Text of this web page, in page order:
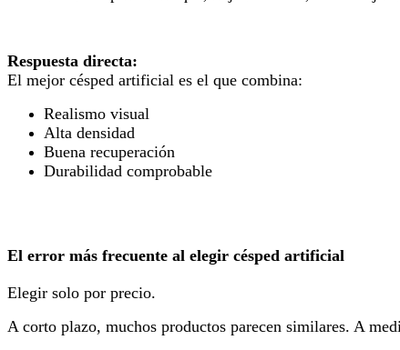
Respuesta directa:
El mejor césped artificial es el que combina:
Realismo visual
Alta densidad
Buena recuperación
Durabilidad comprobable
El error más frecuente al elegir césped artificial
Elegir solo por precio.
A corto plazo, muchos productos parecen similares. A